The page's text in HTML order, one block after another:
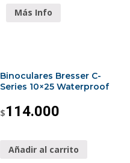
Más Info
Binoculares Bresser C-
Series 10×25 Waterproof
$114.000
Añadir al carrito